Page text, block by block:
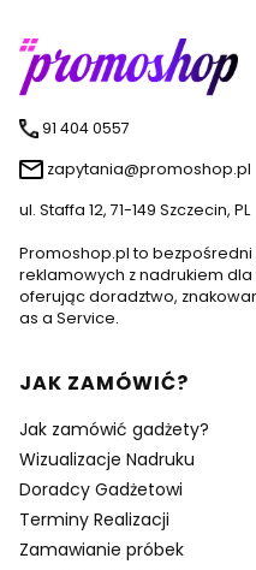
91 404 0557
zapytania@promoshop.pl
ul. Staffa 12, 71-149 Szczecin, PL
Promoshop.pl to
reklamowych z nadrukiem dla
oferując doradztwo,
as a Service.
Linki w stopce
JAK ZAMÓWIĆ?
Jak zamówić gadżety?
Wizualizacje Nadruku
Doradcy Gadżetowi
Terminy Realizacji
Zamawianie próbek